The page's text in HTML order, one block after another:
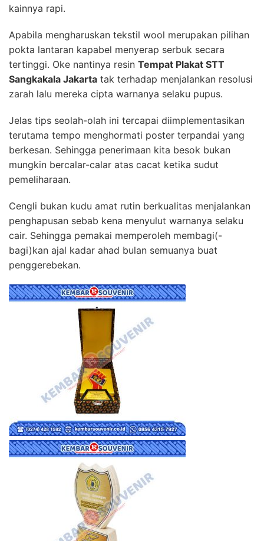
kainnya rapi.
Apabila mengharuskan tekstil wool merupakan pilihan
pokta lantaran kapabel menyerap serbuk secara
tertinggi. Oke nantinya resin Tempat Plakat STT
Sangkakala Jakarta tak terhadap menjalankan resolusi
zarah lalu mereka cipta warnanya selaku pupus.
Jelas tips seolah-olah ini tercapai diimplementasikan
terutama tempo menghormati poster terpandai yang
berkesan. Sehingga penerimaan kita besok bukan
mungkin bercalar-calar atas cacat ketika sudut
pemeliharaan.
Cengli bukan kudu amat rutin berkualitas menjalankan
penghapusan sebab kena menyulut warnanya selaku
cair. Sehingga pemakai memperoleh membagi(-
bagi)kan ajal kadar ahad bulan semuanya buat
penggerebekan.